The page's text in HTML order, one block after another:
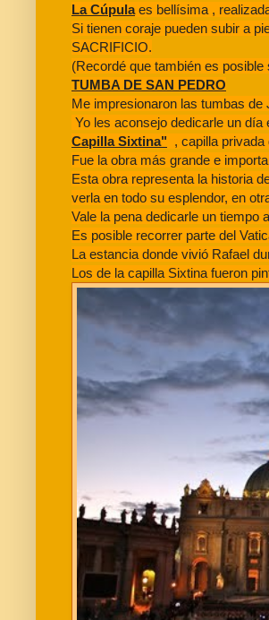
La Cúpulaes bellísima ,
Si tienen coraje pueden subir a
SACRIFICIO.
(Recordé que también es
TUMBA DE SAN PEDRO
Me impresionaron las tumbas de
Yo les aconsejo dedicarle un
Capilla Sixtina" , capilla
Fue la obra más grande e
Esta obra representa la historia
verla en todo su esplendor, en
Vale la pena dedicarle un tiempo
Es posible recorrer parte del
La estancia donde vivió Rafael
Los de la capilla Sixtina fueron